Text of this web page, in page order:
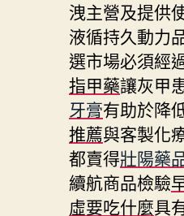
洩主營及提供
液循持久動力
選市場必須經
指甲藥讓灰甲
牙膏有助於降
推薦與客製化
都賣得壯陽藥
續航商品檢驗
虛要吃什麼具